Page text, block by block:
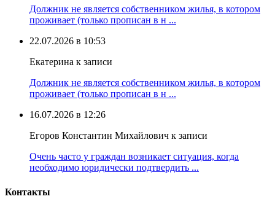
Должник не является собственником жилья, в котором
проживает (только прописан в н ...
22.07.2026 в 10:53
Екатерина к записи
Должник не является собственником жилья, в котором
проживает (только прописан в н ...
16.07.2026 в 12:26
Егоров Константин Михайлович к записи
Очень часто у граждан возникает ситуация, когда
необходимо юридически подтвердить ...
Контакты